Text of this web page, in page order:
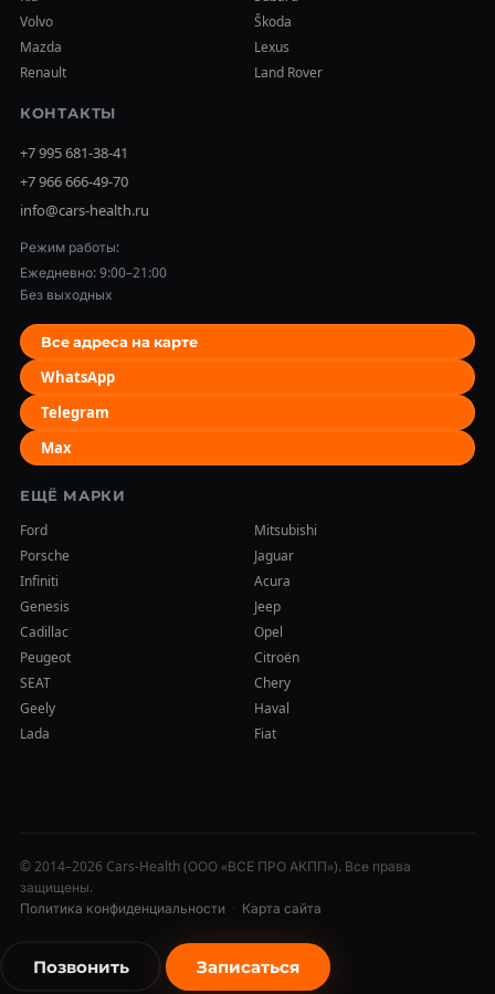
Volvo
Škoda
Mazda
Lexus
Renault
Land Rover
КОНТАКТЫ
+7 995 681-38-41
+7 966 666-49-70
info@cars-health.ru
Режим работы:
Ежедневно: 9:00–21:00
Без выходных
Все адреса на карте
WhatsApp
Telegram
Max
ЕЩЁ МАРКИ
Ford
Mitsubishi
Porsche
Jaguar
Infiniti
Acura
Genesis
Jeep
Cadillac
Opel
Peugeot
Citroën
SEAT
Chery
Geely
Haval
Lada
Fiat
© 2014–2026 Cars-Health (ООО «ВСЕ ПРО АКПП»). Все права
защищены.
Политика конфиденциальности · Карта сайта
Позвонить Записаться